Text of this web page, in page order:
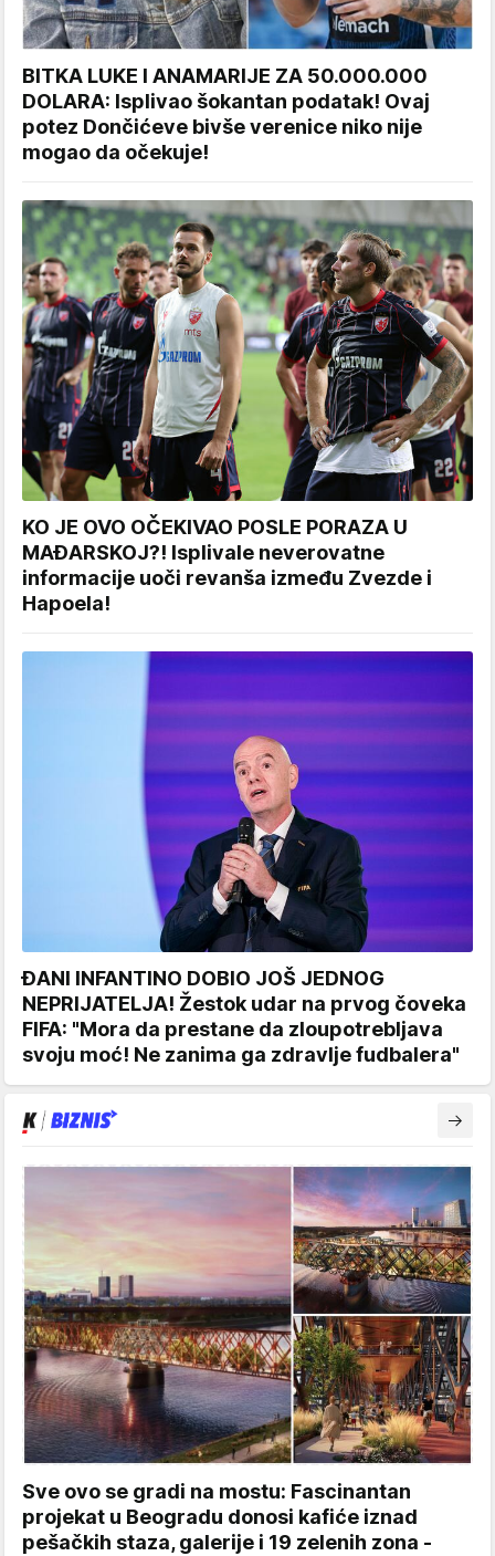
BITKA LUKE I ANAMARIJE ZA 50.000.000
DOLARA: Isplivao šokantan podatak! Ovaj
potez Dončićeve bivše verenice niko nije
mogao da očekuje!
KO JE OVO OČEKIVAO POSLE PORAZA U
MAĐARSKOJ?! Isplivale neverovatne
informacije uoči revanša između Zvezde i
Hapoela!
ĐANI INFANTINO DOBIO JOŠ JEDNOG
NEPRIJATELJA! Žestok udar na prvog čoveka
FIFA: "Mora da prestane da zloupotrebljava
svoju moć! Ne zanima ga zdravlje fudbalera"
Sve ovo se gradi na mostu: Fascinantan
projekat u Beogradu donosi kafiće iznad
pešačkih staza, galerije i 19 zelenih zona -